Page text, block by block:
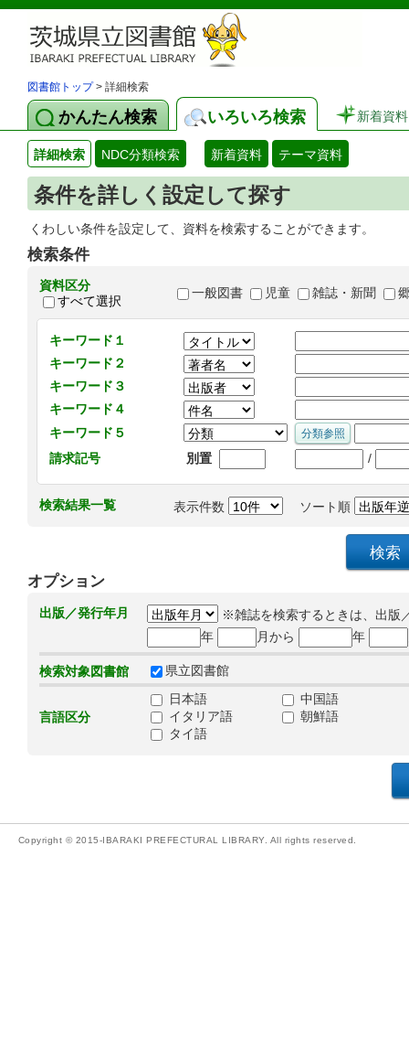
図書館トップ> 詳細検索
かんたん検索 いろいろ検索 新着資料
詳細検索 NDC分類検索 新着資料 テーマ資料
条件を詳しく設定して探す
くわしい条件を設定して、資料を検索することができます。
検索条件
資料区分
すべて選択
一般図書 児童 雑誌・新聞
キーワード１
キーワード２
キーワード３
キーワード４
キーワード５
請求記号
別置 /
検索結果一覧 表示件数 ソート順
オプション
出版／発行年月
※雑誌を検索するときは、出版
年
月から 年
検索対象図書館 県立図書館
言語区分
日本語
中国語
イタリア語
朝鮮語
タイ語
Copyright © 2015-IBARAKI PREFECTURAL LIBRARY. All rights reserved.